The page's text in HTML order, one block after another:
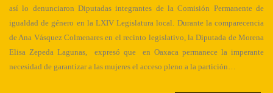
así lo denunciaron Diputadas integrantes de la Comisión Permanente de
igualdad de género en la LXIV Legislatura local. Durante la comparecencia
de Ana Vásquez Colmenares en el recinto legislativo, la Diputada de Morena
Elisa Zepeda Lagunas, expresó que en Oaxaca permanece la imperante
necesidad de garantizar a las mujeres el acceso pleno a la partición…